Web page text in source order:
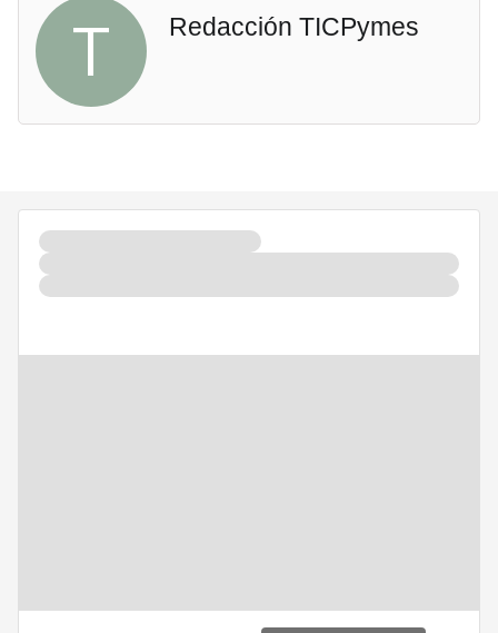
T Redacción TICPymes